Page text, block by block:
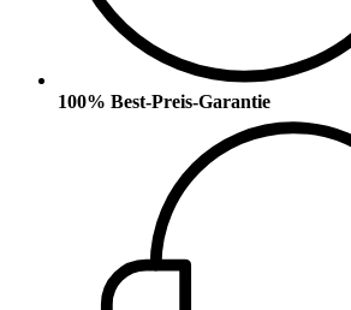
100% Best-Preis-Garantie